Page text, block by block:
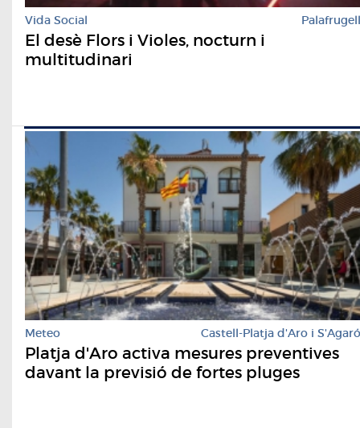
Vida Social Palafrugell
El desè Flors i Violes, nocturn i
multitudinari
Meteo Castell-Platja d'Aro i S'Agaró
Platja d'Aro activa mesures preventives
davant la previsió de fortes pluges